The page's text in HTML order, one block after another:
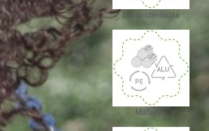
Ecosostenibilità
Materiali